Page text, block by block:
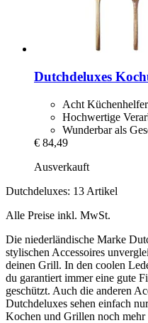
Dutchdeluxes
Acht Küchenhelfer
Hochwertige
Wunderbar als
€ 84,49
Ausverkauft
Dutchdeluxes: 13 Artikel
Alle Preise inkl. MwSt.
Die niederländische Marke
stylischen Accessoires
deinen Grill. In den coolen
du garantiert immer eine gute
geschützt. Auch die anderen
Dutchdeluxes sehen einfach
Kochen und Grillen noch mehr